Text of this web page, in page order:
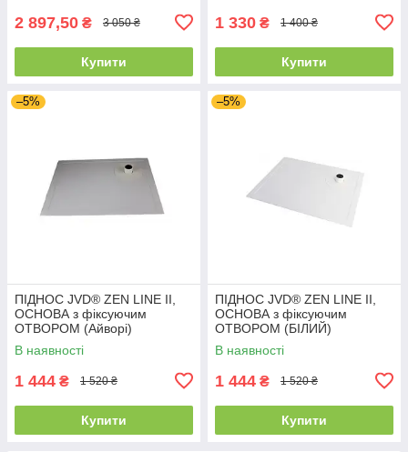
2 897,50 ₴ 3 050 ₴
Купити
1 330 ₴ 1 400 ₴
Купити
–5%
ПІДНОС JVD® ZEN LINE II,
ОСНОВА з фіксуючим
ОТВОРОМ (Айворі)
В наявності
1 444 ₴ 1 520 ₴
Купити
–5%
ПІДНОС JVD® ZEN LINE II,
ОСНОВА з фіксуючим
ОТВОРОМ (БІЛИЙ)
В наявності
1 444 ₴ 1 520 ₴
Купити